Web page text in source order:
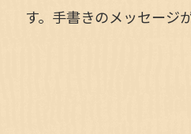
す。手書きのメッセージ